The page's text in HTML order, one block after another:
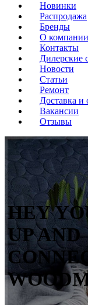
Новинки
Распродажа
Бренды
О компании
Контакты
Дилерские
Новости
Статьи
Ремонт
Доставка и
Вакансии
Отзывы
HEY
UP AND